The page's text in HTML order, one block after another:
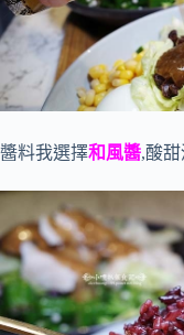
醬料我選擇和風醬,酸